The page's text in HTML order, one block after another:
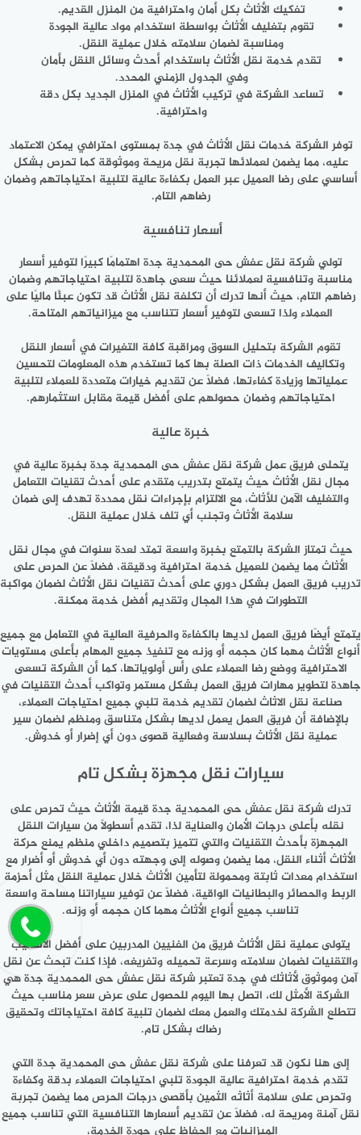
تفكيك الأثاث بكل أمان واحترافية من المنزل القديم.
تقوم بتغليف الأثاث بواسطة استخدام مواد عالية الجودة
ومناسبة لضمان سلامته خلال عملية النقل.
تقدم خدمة نقل الأثاث باستخدام أحدث وسائل النقل بأمان
وفي الجدول الزمني المحدد.
تساعد الشركة في تركيب الأثاث في المنزل الجديد بكل دقة
واحترافية.
توفر الشركة خدمات نقل الأثاث في جدة بمستوى احترافي يمكن الاعتماد
عليه، مما يضمن لعملائها تجربة نقل مريحة وموثوقة كما تحرص بشكل
أساسي على رضا العميل عبر العمل بكفاءة عالية لتلبية احتياجاتهم وضمان
رضاهم التام.
أسعار تنافسية
تولي شركة نقل عفش حى المحمدية جدة اهتمامًا كبيرًا لتوفير أسعار
مناسبة وتنافسية لعملائنا حيث سعى جاهدة لتلبية احتياجاتهم وضمان
رضاهم التام، حيث أنها تدرك أن تكلفة نقل الأثاث قد تكون عبئًا ماليًا على
العملاء ولذا تسعى لتوفير أسعار تتناسب مع ميزانياتهم المتاحة.
تقوم الشركة بتحليل السوق ومراقبة كافة التغيرات في أسعار النقل
وتكاليف الخدمات ذات الصلة بها كما تستخدم هذه المعلومات لتحسين
عملياتها وزيادة كفاءتها، فضلًا عن تقديم خيارات متعددة للعملاء لتلبية
احتياجاتهم وضمان حصولهم على أفضل قيمة مقابل استثمارهم.
خبرة عالية
يتحلى فريق عمل شركة نقل عفش حى المحمدية جدة بخبرة عالية في
مجال نقل الأثاث حيث يتمتع بتدريب متقدم على أحدث تقنيات التعامل
والتغليف الآمن للأثاث، مع الالتزام بإجراءات نقل محددة تهدف إلى ضمان
سلامة الأثاث وتجنب أي تلف خلال عملية النقل.
حيث تمتاز الشركة بالتمتع بخبرة واسعة تمتد لعدة سنوات في مجال نقل
الأثاث مما يضمن للعميل خدمة احترافية ودقيقة، فضلًا عن الحرص على
تدريب فريق العمل بشكل دوري على أحدث تقنيات نقل الأثاث لضمان مواكبة
التطورات في هذا المجال وتقديم أفضل خدمة ممكنة.
يتمتع أيضًا فريق العمل لديها بالكفاءة والحرفية العالية في التعامل مع جميع
أنواع الأثاث مهما كان حجمه أو وزنه مع تنفيذ جميع المهام بأعلى مستويات
الاحترافية ووضع رضا العملاء على رأس أولوياتها، كما أن الشركة تسعى
جاهدة لتطوير مهارات فريق العمل بشكل مستمر وتواكب أحدث التقنيات في
صناعة نقل الاثاث لضمان تقديم خدمة تلبي جميع احتياجات العملاء،
بالإضافة أن فريق العمل يعمل لديها بشكل متناسق ومنظم لضمان سير
عملية نقل الأثاث بسلاسة وفعالية قصوى دون أي إضرار أو خدوش.
سيارات نقل مجهزة بشكل تام
تدرك شركة نقل عفش حى المحمدية جدة قيمة الأثاث حيث تحرص على
نقله بأعلى درجات الأمان والعناية لذا، تقدم أسطولاً من سيارات النقل
المجهزة بأحدث التقنيات والتي تتميز بتصميم داخلي منظم يمنع حركة
الأثاث أثناء النقل، مما يضمن وصوله إلى وجهته دون أي خدوش أو أضرار مع
استخدام معدات ثابتة ومحمولة لتأمين الأثاث خلال عملية النقل مثل أحزمة
الربط والحصائر والبطانيات الواقية، فضلًا عن توفير سياراتنا مساحة واسعة
تناسب جميع أنواع الأثاث مهما كان حجمه أو وزنه.
يتولى عملية نقل الأثاث فريق من الفنيين المدربين على أفضل الأساليب
والتقنيات لضمان سلامته وسرعة تحميله وتفريغه، فإذا كنت تبحث عن نقل
آمن وموثوق لأثاثك في جدة تعتبر شركة نقل عفش حى المحمدية جدة هي
الشركة الأمثل لك، اتصل بها اليوم للحصول على عرض سعر مناسب حيث
تتطلع الشركة لخدمتك والعمل معك لضمان تلبية كافة احتياجاتك وتحقيق
رضاك بشكل تام.
إلى هنا نكون قد تعرفنا على شركة نقل عفش حى المحمدية جدة التي
تقدم خدمة احترافية عالية الجودة تلبي احتياجات العملاء بدقة وكفاءة
وتحرص على سلامة أثاثه الثمين بأقصى درجات الحرص مما يضمن تجربة
نقل آمنة ومريحة له، فضلًا عن تقديم أسعارها التنافسية التي تناسب جميع